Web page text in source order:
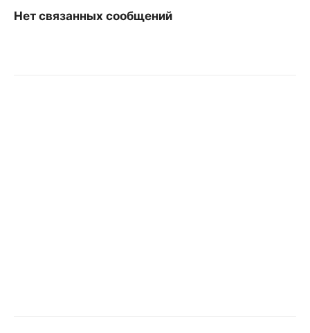
Нет связанных сообщений